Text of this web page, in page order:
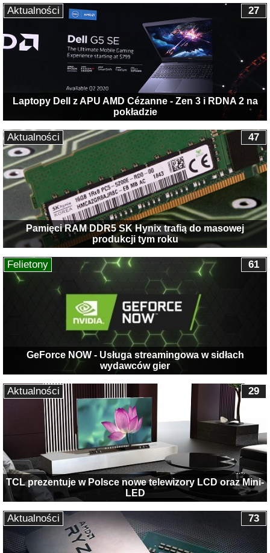
Laptopy Dell z APU AMD Cézanne - Zen 3 i RDNA 2 na
pokładzie
27
Aktualności
Pamięci RAM DDR5 SK Hynix trafią do masowej
produkcji tym roku
47
Aktualności
GeForce NOW - Usługa streamingowa w sidłach
wydawców gier
61
Felietony
TCL prezentuje w Polsce nowe telewizory LCD oraz Mini-
LED
29
Aktualności
73
Aktualności